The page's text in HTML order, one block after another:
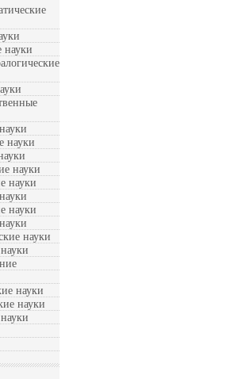
науки
науки
науки
науки
науки
науки
науки
науки